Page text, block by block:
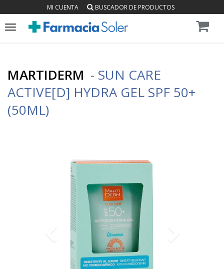
MI CUENTA BUSCADOR DE PRODUCTOS
Toggle
MARTIDERM - SUN CARE
ACTIVE[D] HYDRA GEL SPF 50+
(50ML)